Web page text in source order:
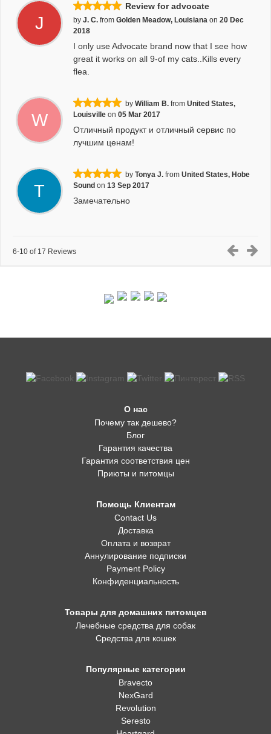
J
Review for advocate
by J. C. from Golden Meadow, Louisiana on 20 Dec
2018
I only use Advocate brand now that I see how
great it works on all 9-of my cats..Kills every
flea.
W
by William B. from United States,
Louisville on 05 Mar 2017
Отличный продукт и отличный сервис по
лучшим ценам!
T
by Tonya J. from United States, Hobe
Sound on 13 Sep 2017
Замечательно
6-10 of 17 Reviews
О нас
Почему так дешево?
Блог
Гарантия качества
Гарантия соответствия цен
Приюты и питомцы
Помощь Клиентам
Contact Us
Доставка
Оплата и возврат
Аннулирование подписки
Payment Policy
Конфиденциальность
Товары для домашних питомцев
Лечебные средства для собак
Средства для кошек
Популярные категории
Bravecto
NexGard
Revolution
Seresto